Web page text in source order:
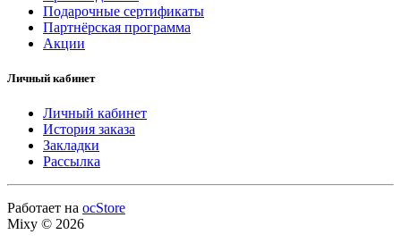
Подарочные сертификаты
Партнёрская программа
Акции
Личный кабинет
Личный кабинет
История заказа
Закладки
Рассылка
Работает на ocStore
Mixy © 2026